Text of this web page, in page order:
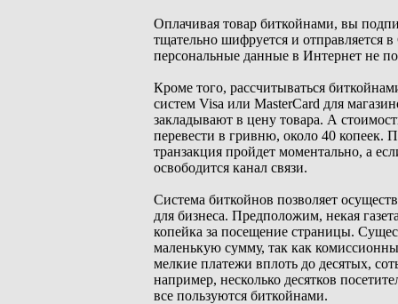
Оплачивая товар биткойнами, вы
тщательно шифруется и отправляется
персональные данные в Интернет не
Кроме того, рассчитываться
систем Visa или MasterCard для
закладывают в цену товара. А
перевести в гривню, около 40 копеек.
транзакция пройдет моментально, а
освободится канал связи.
Система биткойнов позволяет
для бизнеса. Предположим, некая
копейка за посещение страницы.
маленькую сумму, так как
мелкие платежи вплоть до десятых,
например, несколько десятков
все пользуются биткойнами.